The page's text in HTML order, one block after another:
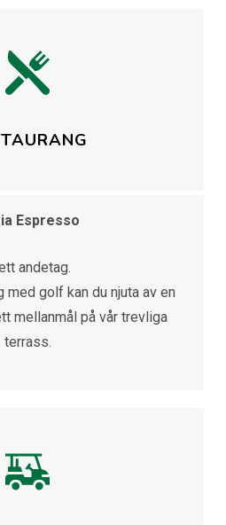
Espresso
andetag.
med golf kan du njuta av en
mellanmål på vår trevliga
terrass.